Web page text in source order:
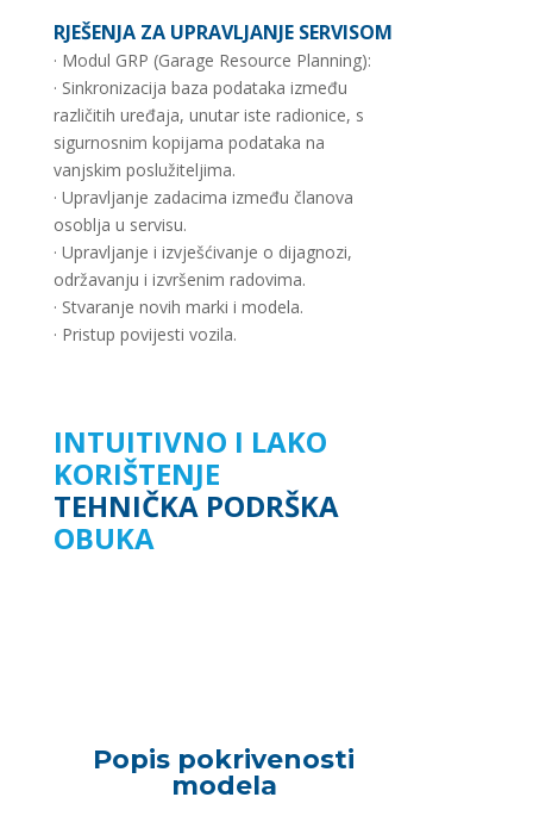
RJEŠENJA ZA UPRAVLJANJE SERVISOM
· Modul GRP (Garage Resource Planning):
· Sinkronizacija baza podataka između
različitih uređaja, unutar iste radionice, s
sigurnosnim kopijama podataka na
vanjskim poslužiteljima.
· Upravljanje zadacima između članova
osoblja u servisu.
· Upravljanje i izvješćivanje o dijagnozi,
održavanju i izvršenim radovima.
· Stvaranje novih marki i modela.
· Pristup povijesti vozila.
INTUITIVNO I LAKO
KORIŠTENJE
TEHNIČKA PODRŠKA
OBUKA
Popis pokrivenosti
modela